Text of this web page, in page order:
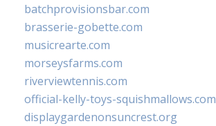
batchprovisionsbar.com
brasserie-gobette.com
musicrearte.com
morseysfarms.com
riverviewtennis.com
official-kelly-toys-squishmallows.com
displaygardenonsuncrest.org